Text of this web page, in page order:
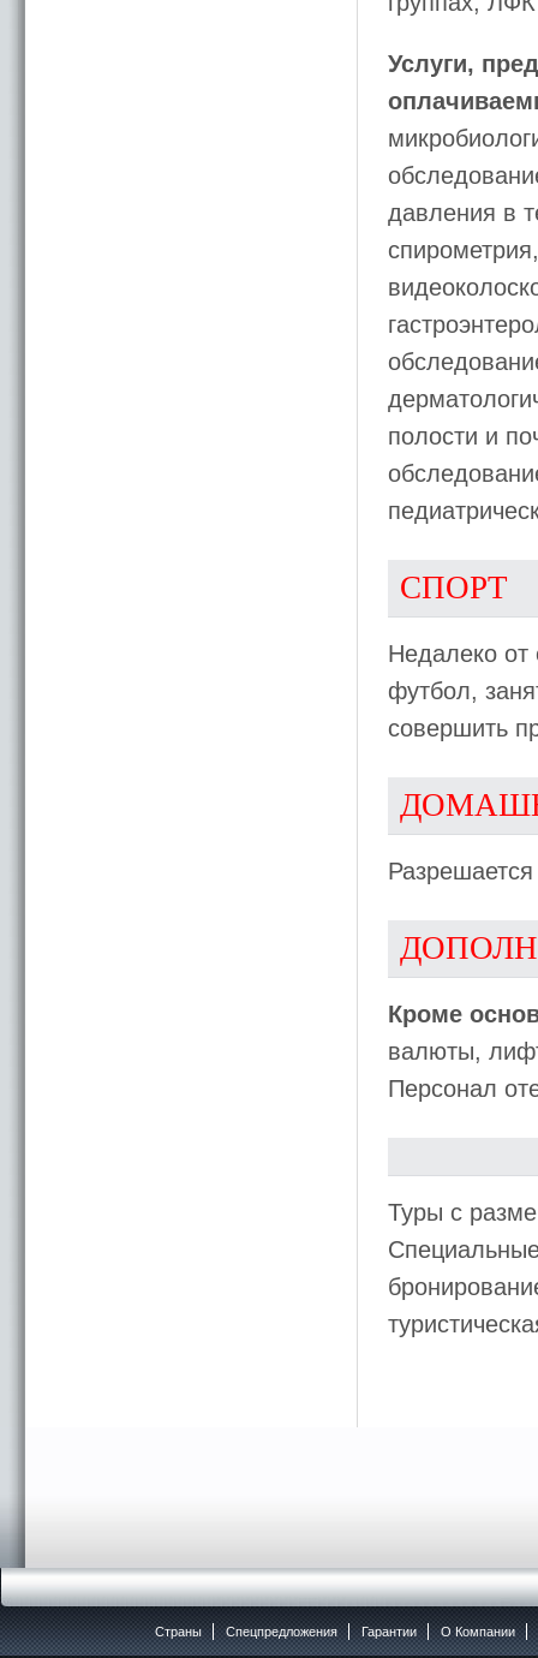
Услуги,
давления в
полости и
СПОРТ
Недалеко от
футбол,
совершить
Кроме
валюты,
Персонал
Туры с
Страны Спецпредложения Гарантии O Компании